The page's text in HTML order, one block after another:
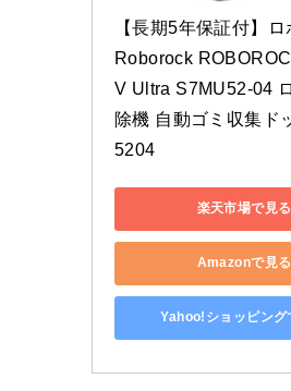
【長期5年保証付】ロ
Roborock
V Ultra S7MU52-04
除機 自動ゴミ収集ド
5204
楽天市場で見る
Amazonで見る
Yahoo!ショッピング